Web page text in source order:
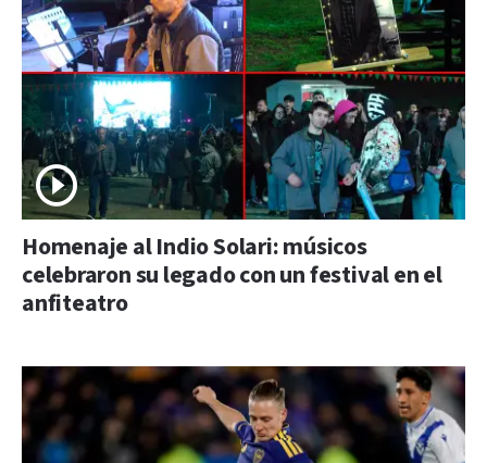
Homenaje al Indio Solari: músicos
celebraron su legado con un festival en el
anfiteatro